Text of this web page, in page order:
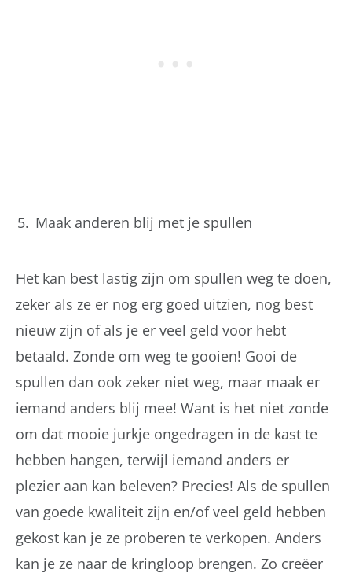
Maak anderen blij met je spullen
Het kan best lastig zijn om spullen weg te doen,
zeker als ze er nog erg goed uitzien, nog best
nieuw zijn of als je er veel geld voor hebt
betaald. Zonde om weg te gooien! Gooi de
spullen dan ook zeker niet weg, maar maak er
iemand anders blij mee! Want is het niet zonde
om dat mooie jurkje ongedragen in de kast te
hebben hangen, terwijl iemand anders er
plezier aan kan beleven? Precies! Als de spullen
van goede kwaliteit zijn en/of veel geld hebben
gekost kan je ze proberen te verkopen. Anders
kan je ze naar de kringloop brengen. Zo creëer